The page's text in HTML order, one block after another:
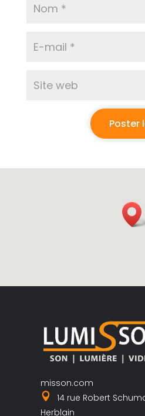
misson.com
14 rue Robert
Herblain